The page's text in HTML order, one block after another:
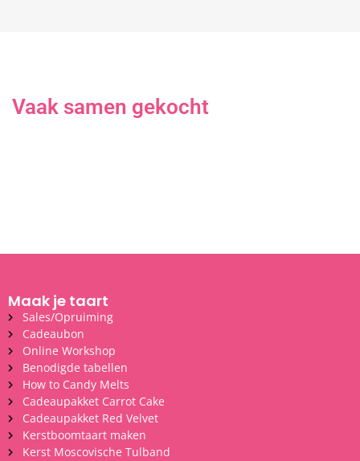
Vaak samen gekocht
Maak je taart
Sales/Opruiming
Cadeaubon
Online Workshop
Benodigde tabellen
How to Candy Melts
Cadeaupakket Carrot Cake
Cadeaupakket Red Velvet
Kerstboomtaart maken
Kerst Moscovische Tulband